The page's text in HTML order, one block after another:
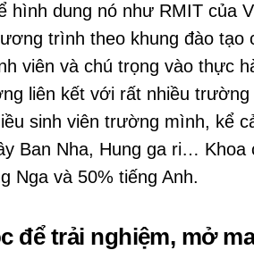
hình dung nó như RMIT của
trình theo khung đào tạo
viên và chú trọng vào thực
liên kết với rất nhiều
sinh viên trường mình, kể
Ban Nha, Hung ga ri…
Nga và 50% tiếng Anh.
để trải nghiệm, mở